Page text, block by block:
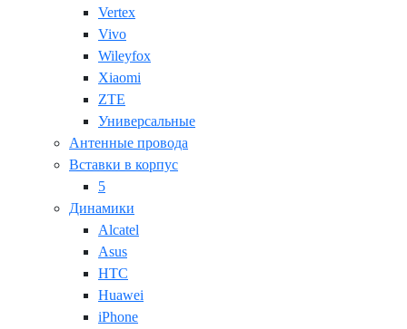
Vertex
Vivo
Wileyfox
Xiaomi
ZTE
Универсальные
Антенные провода
Вставки в корпус
5
Динамики
Alcatel
Asus
HTC
Huawei
iPhone